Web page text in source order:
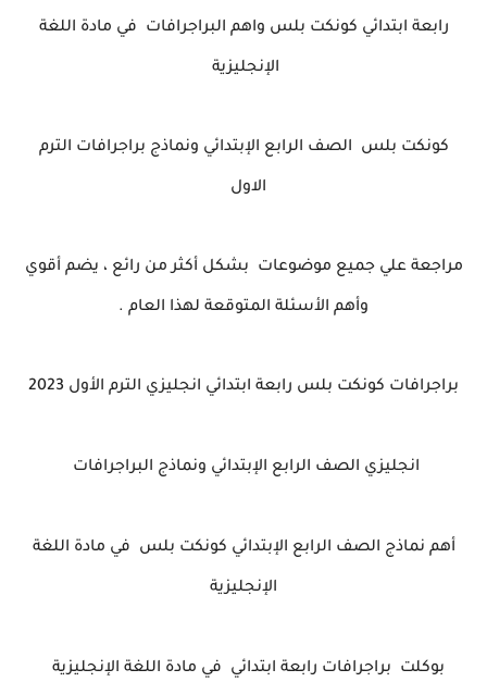
رابعة ابتدائي كونكت بلس واهم البراجرافات في مادة اللغة
الإنجليزية
كونكت بلس الصف الرابع الإبتدائي ونماذج براجرافات الترم
الاول
مراجعة علي جميع موضوعات بشكل أكثر من رائع ، يضم أقوي
وأهم الأسئلة المتوقعة لهذا العام .
براجرافات كونكت بلس رابعة ابتدائي انجليزي الترم الأول 2023
انجليزي الصف الرابع الإبتدائي ونماذج البراجرافات
أهم نماذج الصف الرابع الإبتدائي كونكت بلس في مادة اللغة
الإنجليزية
بوكلت براجرافات رابعة ابتدائي في مادة اللغة الإنجليزية